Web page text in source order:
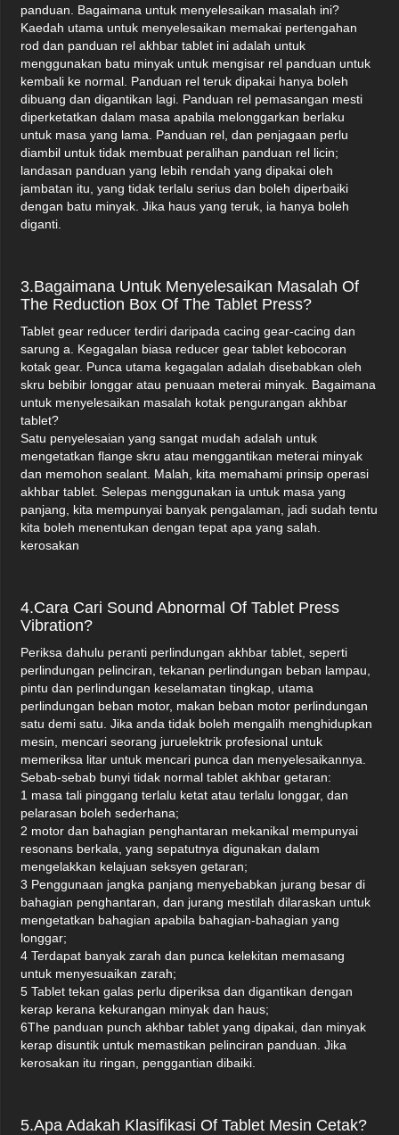
panduan. Bagaimana untuk menyelesaikan masalah ini?
Kaedah utama untuk menyelesaikan memakai pertengahan
rod dan panduan rel akhbar tablet ini adalah untuk
menggunakan batu minyak untuk mengisar rel panduan untuk
kembali ke normal. Panduan rel teruk dipakai hanya boleh
dibuang dan digantikan lagi. Panduan rel pemasangan mesti
diperketatkan dalam masa apabila melonggarkan berlaku
untuk masa yang lama. Panduan rel, dan penjagaan perlu
diambil untuk tidak membuat peralihan panduan rel licin;
landasan panduan yang lebih rendah yang dipakai oleh
jambatan itu, yang tidak terlalu serius dan boleh diperbaiki
dengan batu minyak. Jika haus yang teruk, ia hanya boleh
diganti.
3.Bagaimana Untuk Menyelesaikan Masalah Of
The Reduction Box Of The Tablet Press?
Tablet gear reducer terdiri daripada cacing gear-cacing dan
sarung a. Kegagalan biasa reducer gear tablet kebocoran
kotak gear. Punca utama kegagalan adalah disebabkan oleh
skru bebibir longgar atau penuaan meterai minyak. Bagaimana
untuk menyelesaikan masalah kotak pengurangan akhbar
tablet?
Satu penyelesaian yang sangat mudah adalah untuk
mengetatkan flange skru atau menggantikan meterai minyak
dan memohon sealant. Malah, kita memahami prinsip operasi
akhbar tablet. Selepas menggunakan ia untuk masa yang
panjang, kita mempunyai banyak pengalaman, jadi sudah tentu
kita boleh menentukan dengan tepat apa yang salah.
kerosakan
4.Cara Cari Sound Abnormal Of Tablet Press
Vibration?
Periksa dahulu peranti perlindungan akhbar tablet, seperti
perlindungan pelinciran, tekanan perlindungan beban lampau,
pintu dan perlindungan keselamatan tingkap, utama
perlindungan beban motor, makan beban motor perlindungan
satu demi satu. Jika anda tidak boleh mengalih menghidupkan
mesin, mencari seorang juruelektrik profesional untuk
memeriksa litar untuk mencari punca dan menyelesaikannya.
Sebab-sebab bunyi tidak normal tablet akhbar getaran:
1 masa tali pinggang terlalu ketat atau terlalu longgar, dan
pelarasan boleh sederhana;
2 motor dan bahagian penghantaran mekanikal mempunyai
resonans berkala, yang sepatutnya digunakan dalam
mengelakkan kelajuan seksyen getaran;
3 Penggunaan jangka panjang menyebabkan jurang besar di
bahagian penghantaran, dan jurang mestilah dilaraskan untuk
mengetatkan bahagian apabila bahagian-bahagian yang
longgar;
4 Terdapat banyak zarah dan punca kelekitan memasang
untuk menyesuaikan zarah;
5 Tablet tekan galas perlu diperiksa dan digantikan dengan
kerap kerana kekurangan minyak dan haus;
6The panduan punch akhbar tablet yang dipakai, dan minyak
kerap disuntik untuk memastikan pelinciran panduan. Jika
kerosakan itu ringan, penggantian dibaiki.
5.Apa Adakah Klasifikasi Of Tablet Mesin Cetak?